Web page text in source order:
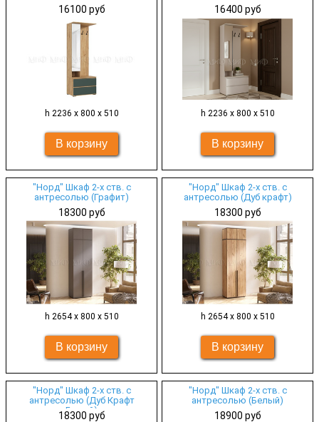
16100 руб
h 2236 х 800 х 510
16400 руб
h 2236 х 800 х 510
"Норд" Шкаф 2-х ств. с
антресолью (Графит)
18300 руб
h 2654 х 800 х 510
"Норд" Шкаф 2-х ств. с
антресолью (Дуб крафт)
18300 руб
h 2654 х 800 х 510
"Норд" Шкаф 2-х ств. с
антресолью (Дуб Крафт
Белый)
18300 руб
"Норд" Шкаф 2-х ств. с
антресолью (Белый)
18900 руб